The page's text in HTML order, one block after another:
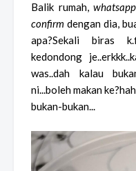
Balik rumah, whatsapp
confirm dengan dia,
apa?Sekali biras
kedondong
was..dah kalau
ni...boleh makan
bukan-bukan...